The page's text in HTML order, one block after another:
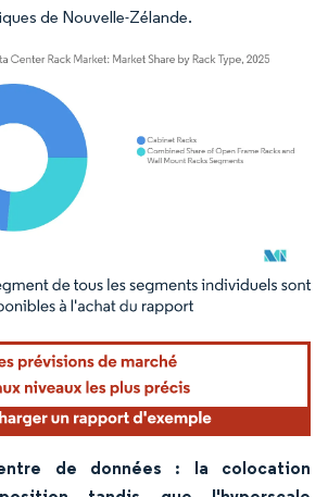
de Nouvelle-Zélande.
La réutilisation nécessite une attribution sous CC BY
de données : la colocation